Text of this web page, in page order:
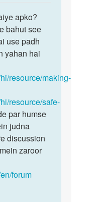
apko?
bahut see
use padh
yahan hai
resource/making-
resource/safe-
par humse
judna
discussion
zaroor
forum